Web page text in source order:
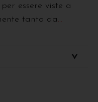
essere viste a
tanto da...